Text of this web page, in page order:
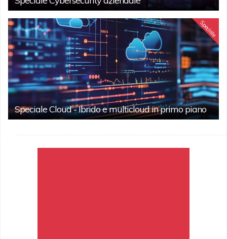
Speciale
Speciale Cloud - Ibrido e multicloud in primo piano